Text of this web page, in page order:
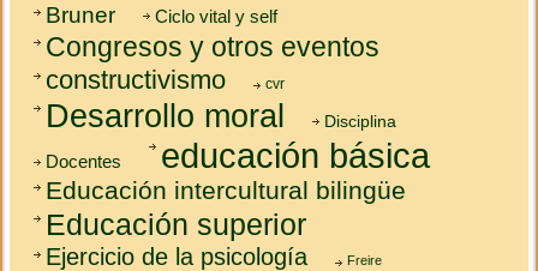
Bruner Ciclo vital y self
Congresos y otros eventos
constructivismo cvr
Desarrollo moral Disciplina
Docentes educación básica
Educación intercultural bilingüe
Educación superior
Ejercicio de la psicología Freire